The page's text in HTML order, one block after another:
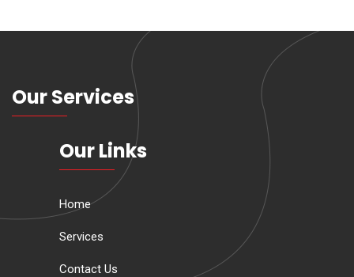
Our Services
Our Links
Home
Services
Contact Us